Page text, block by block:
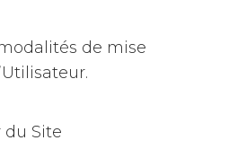
de mise
Site